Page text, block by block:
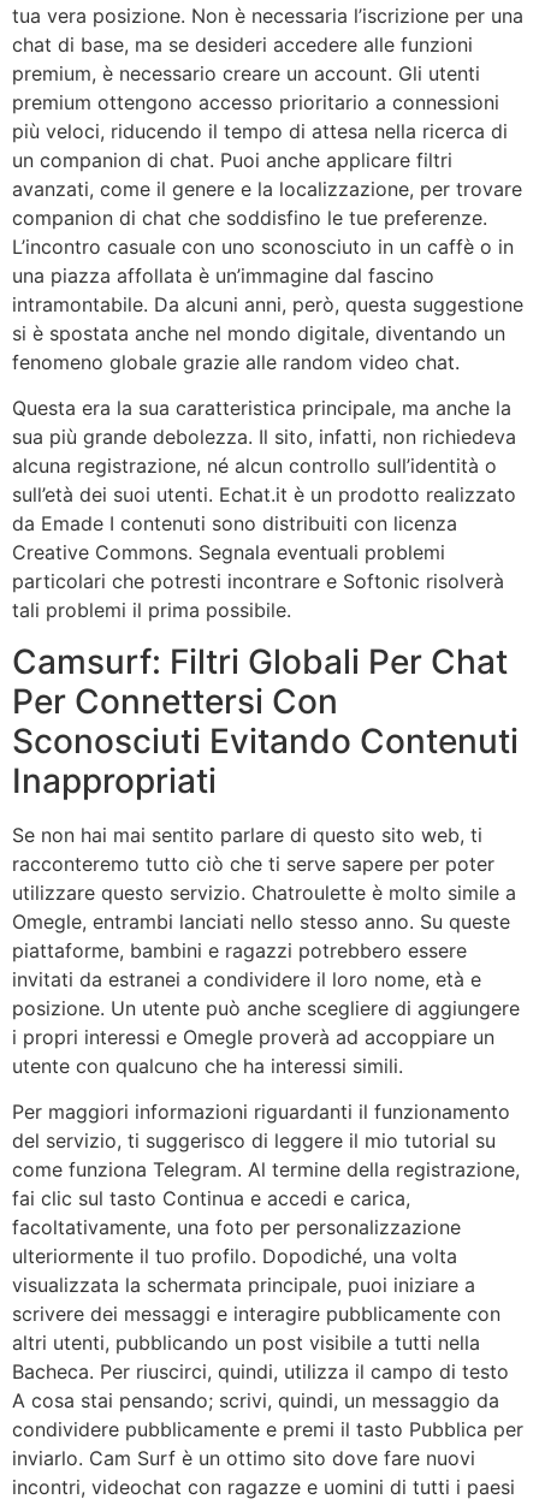
tua vera posizione. Non è necessaria l’iscrizione per una
chat di base, ma se desideri accedere alle funzioni
premium, è necessario creare un account. Gli utenti
premium ottengono accesso prioritario a connessioni
più veloci, riducendo il tempo di attesa nella ricerca di
un companion di chat. Puoi anche applicare filtri
avanzati, come il genere e la localizzazione, per trovare
companion di chat che soddisfino le tue preferenze.
L’incontro casuale con uno sconosciuto in un caffè o in
una piazza affollata è un’immagine dal fascino
intramontabile. Da alcuni anni, però, questa suggestione
si è spostata anche nel mondo digitale, diventando un
fenomeno globale grazie alle random video chat.
Questa era la sua caratteristica principale, ma anche la
sua più grande debolezza. Il sito, infatti, non richiedeva
alcuna registrazione, né alcun controllo sull’identità o
sull’età dei suoi utenti. Echat.it è un prodotto realizzato
da Emade I contenuti sono distribuiti con licenza
Creative Commons. Segnala eventuali problemi
particolari che potresti incontrare e Softonic risolverà
tali problemi il prima possibile.
Camsurf: Filtri Globali Per Chat
Per Connettersi Con
Sconosciuti Evitando Contenuti
Inappropriati
Se non hai mai sentito parlare di questo sito web, ti
racconteremo tutto ciò che ti serve sapere per poter
utilizzare questo servizio. Chatroulette è molto simile a
Omegle, entrambi lanciati nello stesso anno. Su queste
piattaforme, bambini e ragazzi potrebbero essere
invitati da estranei a condividere il loro nome, età e
posizione. Un utente può anche scegliere di aggiungere
i propri interessi e Omegle proverà ad accoppiare un
utente con qualcuno che ha interessi simili.
Per maggiori informazioni riguardanti il funzionamento
del servizio, ti suggerisco di leggere il mio tutorial su
come funziona Telegram. Al termine della registrazione,
fai clic sul tasto Continua e accedi e carica,
facoltativamente, una foto per personalizzazione
ulteriormente il tuo profilo. Dopodiché, una volta
visualizzata la schermata principale, puoi iniziare a
scrivere dei messaggi e interagire pubblicamente con
altri utenti, pubblicando un post visibile a tutti nella
Bacheca. Per riuscirci, quindi, utilizza il campo di testo
A cosa stai pensando; scrivi, quindi, un messaggio da
condividere pubblicamente e premi il tasto Pubblica per
inviarlo. Cam Surf è un ottimo sito dove fare nuovi
incontri, videochat con ragazze e uomini di tutti i paesi